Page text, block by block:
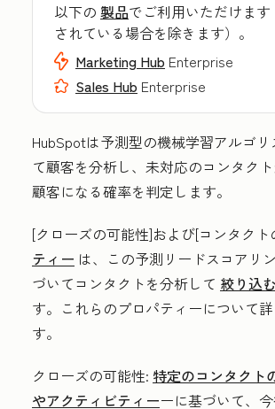
以下の 製品でご利用いただけま
されている場合を除きます）。
Marketing Hub Enterprise
Sales Hub Enterprise
HubSpotは予測型の機械学習アルゴリ
て顧客を分析し、未対応のコンタク
顧客になる確率を判定します。
[クローズの可能性]および[コンタクト
ティー は、この予測リードスコアリ
づいてコンタクトを分析して 絞り込む
す。これらのプロパティーについて
す。
クローズの可能性: 特定のコンタクト
やアクティビティーーに基づいて、